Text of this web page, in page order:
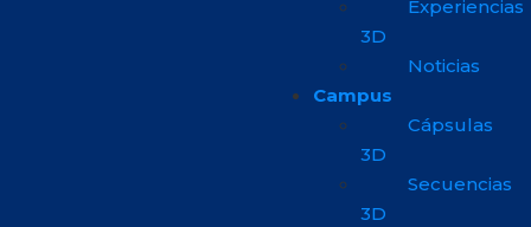
Experiencias
3D
Noticias
Campus
Cápsulas
3D
Secuencias
3D